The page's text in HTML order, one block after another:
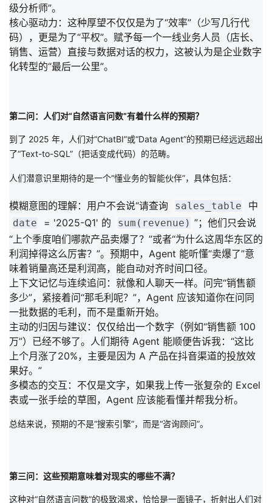
的
课
程
我
的
认
我
的
我
技
术
支
的
云
声
级分析师”。
核心驱动力： 这种厚望不仅仅是为了“效率”（少写几行代
码），更是为了“平权”。赋予每一个一线业务人员（店长、
销售、运营）直接与数据对话的权力，这被认为是企业数字
化转型的“最后一公里”。
第二问：人们对“自然语言问数”有着什么样的预期？
到了 2025 年，人们对“ChatBI”或“Data Agent”的预期已经远远超出
了“Text-to-SQL”（把话变成代码）的范畴。
人们潜意识里期待的是一个“懂业务的智能伙伴”，具体包括：
模糊意图的理解： 用户不会说“请查询 sales_table 中
date = '2025-Q1' 的 sum(revenue) ”；他们只会说
“上个季度咱们哪款产品卖爆了？ ”或者“为什么这周华东区的
利润掉得这么厉害？ ”。预期中，Agent 能听懂“卖爆了”意
味着销量高还是利润高，能自动对齐时间口径。
上下文记忆与连续追问： 就像和人聊天一样。问完“销售额
多少”，紧接着问“那毛利呢？”，Agent 应该知道你在问同
一批数据的毛利，而不是重新开始。
主动的归因与建议： 仅仅给出一个数字（例如“销售额 100
万”）已经不够了。人们期待 Agent 能顺便告诉我：“这比
上个月涨了20%，主要是因为 A 产品在抖音渠道的投放效
果好。 ”
多模态的交互： 不仅是文字，如果我上传一张复杂的 Excel
表或一张手绘的草图，Agent 应该能看懂并帮我分析。
总结来说，预期的不是“搜索引擎”，而是“咨询顾问”。
第三问：这些预期意味着对现实的哪些不满？
这种对“自然语言问数”的极致渴求，恰恰是一面镜子，折射出人们对